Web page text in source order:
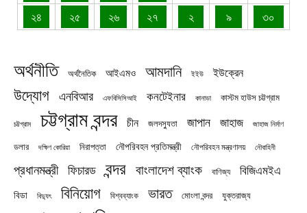
২৪
২৫ ২৬ ২৭ ২ ৯ ৩০
অর্থনীতি অর্থনৈতিক আইএমও আমদানি ইইউ ইউক্রেন
উদ্যোগ এনবিআর এফবিসিসিআই কনটেইনার কানাডা কাস্টম হাউস চট্টগ্রাম
চট্টগ্রাম চট্টগ্রাম বন্দর চীন জলদস্যুতা জাপান জাহাজ জাহাজ নির্মাণ
ডলার দক্ষিণ কোরিয়া নিরাপত্তা নৌপরিবহন প্রতিমন্ত্রী নৌপরিবহন মন্ত্রণালয় নৌবাহিনী
প্রধানমন্ত্রী ফিচারড বন্দর বাংলাদেশ ব্যাংক বাণিজ্য বিজিএমইএ
বিডা বিদ্যুৎ বিনিয়োগ বিশ্বব্যাংক ভারত মোংলা বন্দর যুক্তরাজ্য